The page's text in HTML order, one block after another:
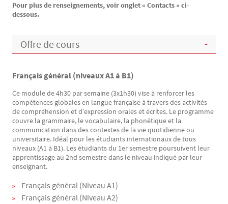
Pour plus de renseignements, voir onglet « Contacts » ci-
dessous.
Offre de cours
Français général (niveaux A1 à B1)
Ce module de 4h30 par semaine (3x1h30) vise à renforcer les
compétences globales en langue française à travers des activités
de compréhension et d’expression orales et écrites. Le programme
couvre la grammaire, le vocabulaire, la phonétique et la
communication dans des contextes de la vie quotidienne ou
universitaire. Idéal pour les étudiants internationaux de tous
niveaux (A1 à B1). Les étudiants du 1er semestre poursuivent leur
apprentissage au 2nd semestre dans le niveau indiqué par leur
enseignant.
Français général (Niveau A1)
Français général (Niveau A2)